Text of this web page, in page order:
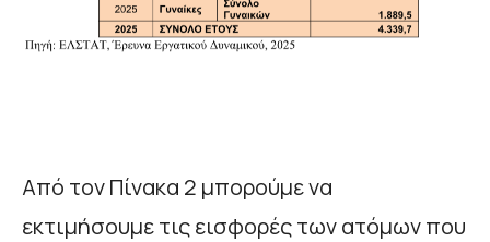
Από τον Πίνακα 2 μπορούμε να
εκτιμήσουμε τις εισφορές των ατόμων που